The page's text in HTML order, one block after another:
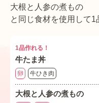
大根と人参の煮もの
と同じ食材を使用して
1品作れる！
牛たま丼
卵 牛ひき肉
大根と人参の煮もの